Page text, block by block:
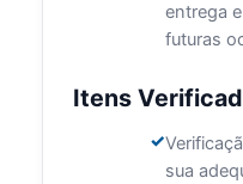
entrega
futuras
Itens
sua